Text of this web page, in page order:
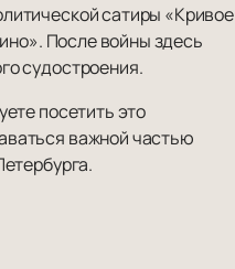
сатиры «Кривое
После войны здесь
судостроения.
посетить это
важной частью